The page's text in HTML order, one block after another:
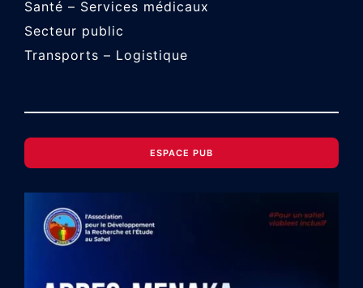
Santé – Services médicaux
Secteur public
Transports – Logistique
ESPACE PUB